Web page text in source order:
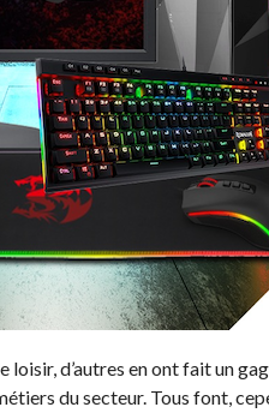
loisir, d’autres en ont fait un
du secteur. Tous font,